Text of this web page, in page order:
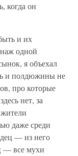
когда он
и их
одной
я объехал
и полдюжины не
про которые
нет, за
даже среди
— из него
— все мухи